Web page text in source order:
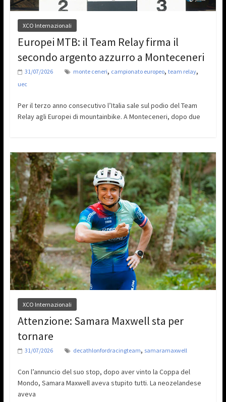
XCO Internazionali
Europei MTB: il Team Relay firma il
secondo argento azzurro a Monteceneri
31/07/2026 monte ceneri, campionato europeo, team relay,
uec
Per il terzo anno consecutivo l’Italia sale sul podio del Team
Relay agli Europei di mountainbike. A Monteceneri, dopo due
XCO Internazionali
Attenzione: Samara Maxwell sta per
tornare
31/07/2026 decathlonfordracingteam, samaramaxwell
Con l’annuncio del suo stop, dopo aver vinto la Coppa del
Mondo, Samara Maxwell aveva stupito tutti. La neozelandese
aveva